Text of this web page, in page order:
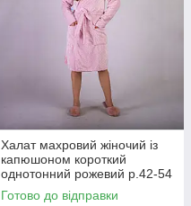
Халат махровий жіночий із
капюшоном короткий
однотонний рожевий р.42-54
Готово до відправки